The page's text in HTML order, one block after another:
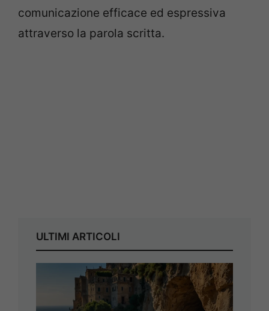
comunicazione efficace ed espressiva
attraverso la parola scritta.
ULTIMI ARTICOLI